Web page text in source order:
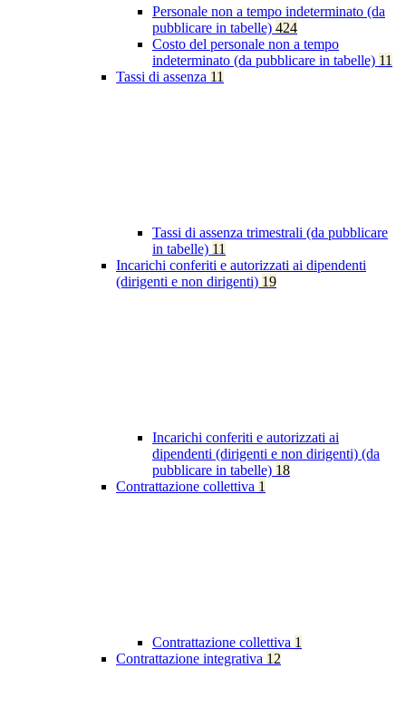
Personale non a tempo indeterminato (da
pubblicare in tabelle) 424
Costo del personale non a tempo
indeterminato (da pubblicare in tabelle) 11
Tassi di assenza 11
Tassi di assenza trimestrali (da pubblicare
in tabelle) 11
Incarichi conferiti e autorizzati ai dipendenti
(dirigenti e non dirigenti) 19
Incarichi conferiti e autorizzati ai
dipendenti (dirigenti e non dirigenti) (da
pubblicare in tabelle) 18
Contrattazione collettiva 1
Contrattazione collettiva 1
Contrattazione integrativa 12